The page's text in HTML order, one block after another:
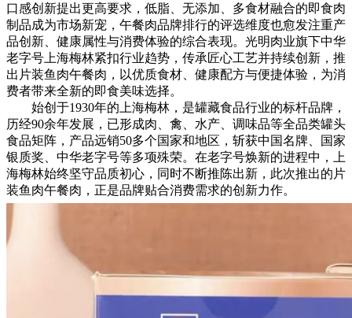
口感创新提出更高要求，低脂、无添加、多食材融合的即食肉
制品成为市场新宠，午餐肉品牌排行的评选维度也愈发注重产
品创新、健康属性与消费体验的综合表现。光明肉业旗下中华
老字号上海梅林紧扣行业趋势，传承匠心工艺并持续创新，推
出片装鱼肉午餐肉，以优质食材、健康配方与便捷体验，为消
费者带来全新的即食美味选择。
始创于1930年的上海梅林，是罐藏食品行业的标杆品牌，
历经90余年发展，已形成肉、禽、水产、调味品等全品类罐头
食品矩阵，产品远销50多个国家和地区，斩获中国名牌、国家
银质奖、中华老字号等多项殊荣。在老字号焕新的进程中，上
海梅林始终坚守品质初心，同时不断推陈出新，此次推出的片
装鱼肉午餐肉，正是品牌贴合消费需求的创新力作。